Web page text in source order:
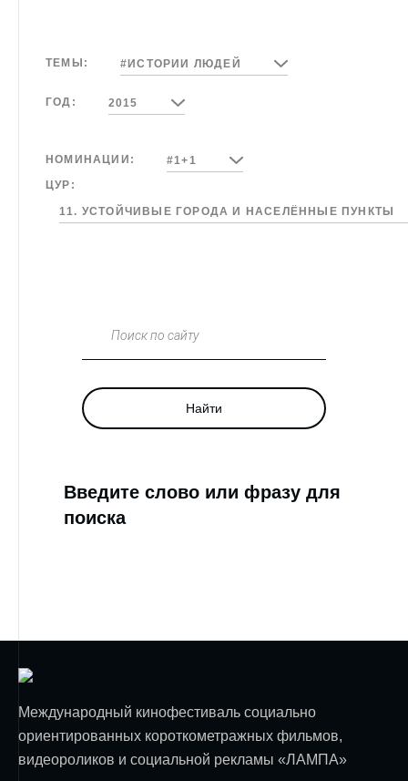
ТЕМЫ: #ИСТОРИИ ЛЮДЕЙ
ГОД: 2015
НОМИНАЦИИ:
#1+1
ЦУР:
11. УСТОЙЧИВЫЕ ГОРОДА И НАСЕЛЁННЫЕ ПУНКТЫ
Поиск по сайту
Найти
Введите слово или фразу для
поиска
Международный кинофестиваль социально
ориентированных короткометражных фильмов,
видеороликов и социальной рекламы «ЛАМПА»